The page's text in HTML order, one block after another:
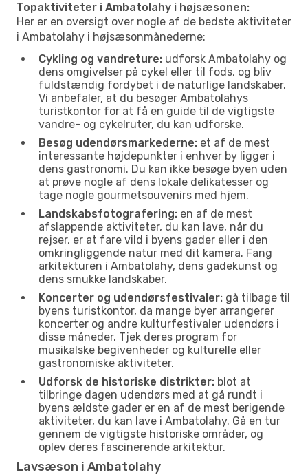
Topaktiviteter i Ambatolahy i højsæsonen:
Her er en oversigt over nogle af de bedste aktiviteter
i Ambatolahy i højsæsonmånederne:
Cykling og vandreture: udforsk Ambatolahy og
dens omgivelser på cykel eller til fods, og bliv
fuldstændig fordybet i de naturlige landskaber.
Vi anbefaler, at du besøger Ambatolahys
turistkontor for at få en guide til de vigtigste
vandre- og cykelruter, du kan udforske.
Besøg udendørsmarkederne: et af de mest
interessante højdepunkter i enhver by ligger i
dens gastronomi. Du kan ikke besøge byen uden
at prøve nogle af dens lokale delikatesser og
tage nogle gourmetsouvenirs med hjem.
Landskabsfotografering: en af de mest
afslappende aktiviteter, du kan lave, når du
rejser, er at fare vild i byens gader eller i den
omkringliggende natur med dit kamera. Fang
arkitekturen i Ambatolahy, dens gadekunst og
dens smukke landskaber.
Koncerter og udendørsfestivaler: gå tilbage til
byens turistkontor, da mange byer arrangerer
koncerter og andre kulturfestivaler udendørs i
disse måneder. Tjek deres program for
musikalske begivenheder og kulturelle eller
gastronomiske aktiviteter.
Udforsk de historiske distrikter: blot at
tilbringe dagen udendørs med at gå rundt i
byens ældste gader er en af de mest berigende
aktiviteter, du kan lave i Ambatolahy. Gå en tur
gennem de vigtigste historiske områder, og
oplev deres fascinerende arkitektur.
Lavsæson i Ambatolahy